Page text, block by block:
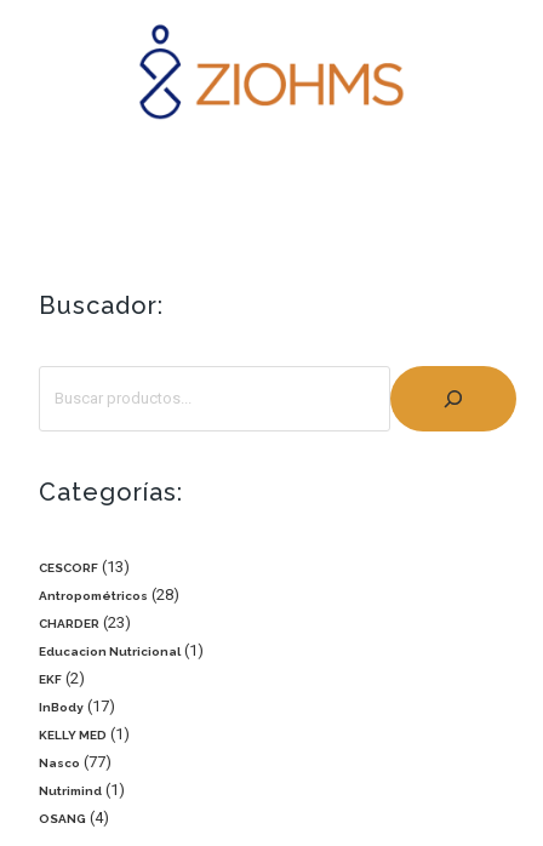
Buscador:
Categorías:
CESCORF 13
Antropométricos 28
CHARDER 23
Educacion Nutricional 1
EKF 2
InBody 17
KELLY MED 1
Nasco 77
Nutrimind 1
OSANG 4